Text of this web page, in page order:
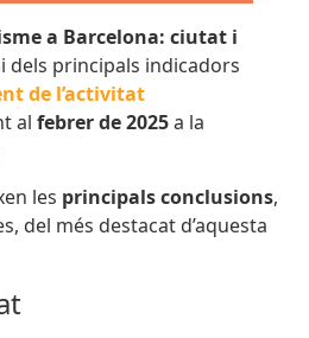
a Barcelona: ciutat i
dels principals indicadors
de l’activitat
alfebrer de 2025a la
les principals conclusions,
del més destacat d’aquesta